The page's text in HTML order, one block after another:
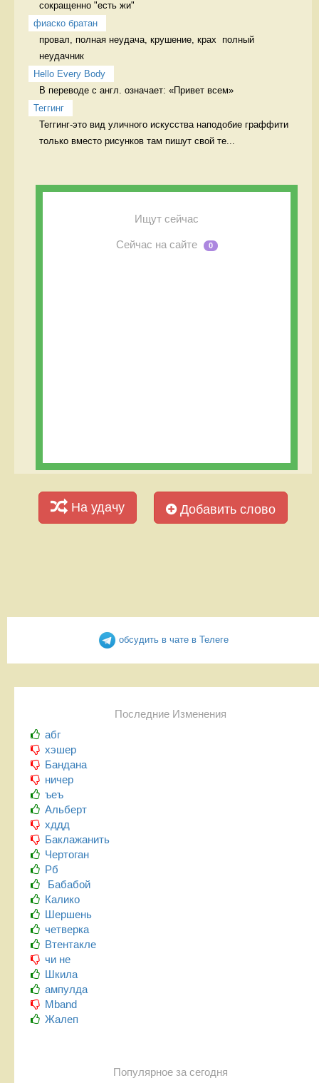
сокращенно "есть жи"
фиаско братан
провал, полная неудача, крушение, крах  полный
неудачник
Hello Every Body
В переводе с англ. означает: «Привет всем»
Теггинг
Теггинг-это вид уличного искусства наподобие граффити
только вместо рисунков там пишут свой те...
Ищут сейчас
Сейчас на сайте 0
На удачу Добавить слово
обсудить в чате в Телеге
Последние Изменения
абг
хэшер
Бандана
ничер
ъеъ
Альберт
хддд
Баклажанить
Чертоган
Рб
Бабабой
Калико
Шершень
четверка
Втентакле
чи не
Шкила
ампулда
Mband
Жалеп
Популярное за сегодня